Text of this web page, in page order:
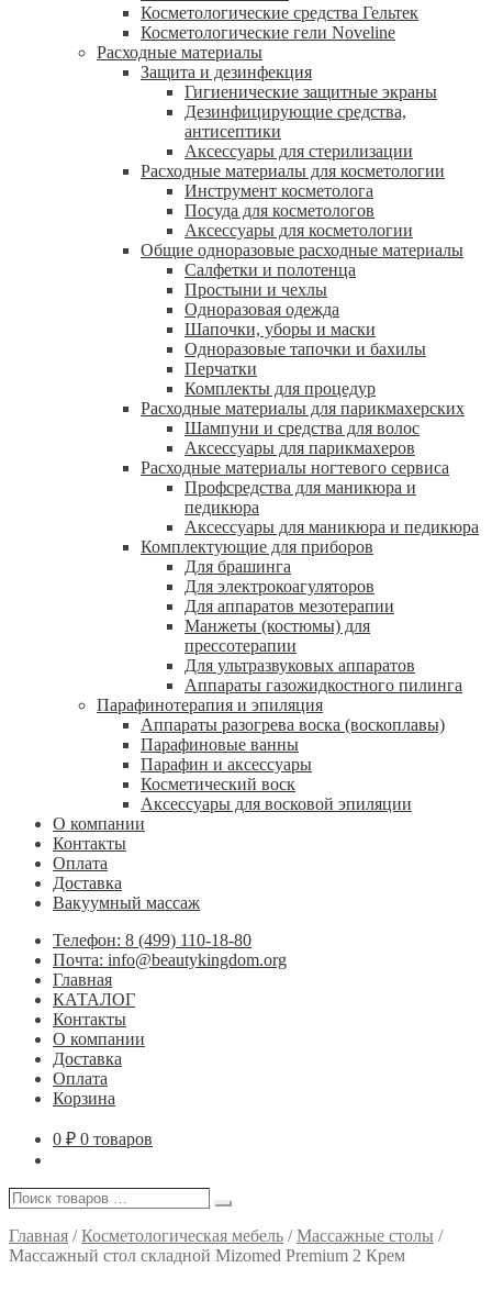
Косметологические средства Гельтек
Косметологические гели Noveline
Расходные материалы
Защита и дезинфекция
Гигиенические защитные экраны
Дезинфицирующие средства,
антисептики
Аксессуары для стерилизации
Расходные материалы для косметологии
Инструмент косметолога
Посуда для косметологов
Аксессуары для косметологии
Общие одноразовые расходные материалы
Салфетки и полотенца
Простыни и чехлы
Одноразовая одежда
Шапочки, уборы и маски
Одноразовые тапочки и бахилы
Перчатки
Комплекты для процедур
Расходные материалы для парикмахерских
Шампуни и средства для волос
Аксессуары для парикмахеров
Расходные материалы ногтевого сервиса
Профсредства для маникюра и
педикюра
Аксессуары для маникюра и педикюра
Комплектующие для приборов
Для брашинга
Для электрокоагуляторов
Для аппаратов мезотерапии
Манжеты (костюмы) для
прессотерапии
Для ультразвуковых аппаратов
Аппараты газожидкостного пилинга
Парафинотерапия и эпиляция
Аппараты разогрева воска (воскоплавы)
Парафиновые ванны
Парафин и аксессуары
Косметический воск
Аксессуары для восковой эпиляции
О компании
Контакты
Оплата
Доставка
Вакуумный массаж
Телефон: 8 (499) 110-18-80
Почта: info@beautykingdom.org
Главная
КАТАЛОГ
Контакты
О компании
Доставка
Оплата
Корзина
0 ₽ 0 товаров
Поиск
…
Поиск
Главная /Косметологическая мебель /Массажные столы /
Массажный стол складной Mizomed Premium 2 Крем